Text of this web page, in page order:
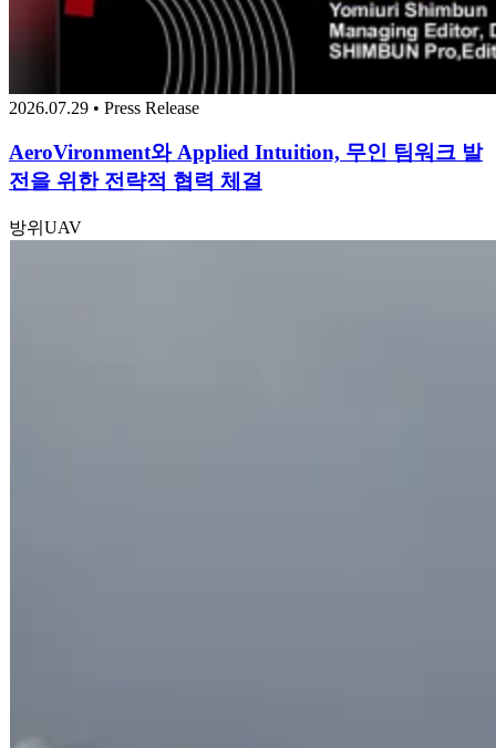
2026.07.29 • Press Release
AeroVironment와 Applied Intuition, 무인 팀워크 발
전을 위한 전략적 협력 체결
방위 UAV